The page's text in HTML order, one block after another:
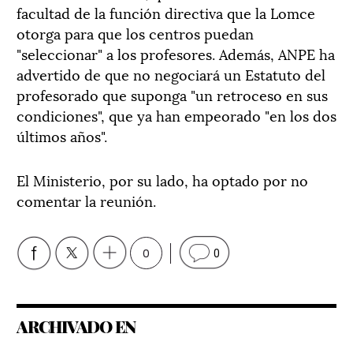
facultad de la función directiva que la Lomce
otorga para que los centros puedan
"seleccionar" a los profesores. Además, ANPE ha
advertido de que no negociará un Estatuto del
profesorado que suponga "un retroceso en sus
condiciones", que ya han empeorado "en los dos
últimos años".
El Ministerio, por su lado, ha optado por no
comentar la reunión.
0 0
ARCHIVADO EN